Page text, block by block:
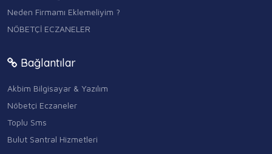
Neden Firmamı Eklemeliyim ?
NÖBETÇİ ECZANELER
Bağlantılar
Akbim Bilgisayar & Yazılım
Nöbetçi Eczaneler
Toplu Sms
Bulut Santral Hizmetleri